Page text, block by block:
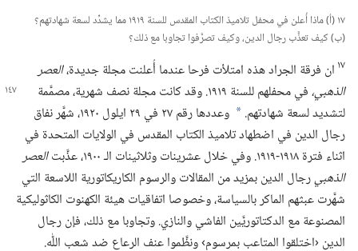
١٧ (‏أ)‏ ماذا أُعلن في محفل تلاميذ الكتاب المقدس للسنة ١٩١٩ مما يشدِّد لسعة شهادتهم؟‏
(‏ب)‏ كيف تعذَّب رجال الدين،‏ وكيف تصرَّفوا تجاوبا مع ذلك؟‏
١٧ ان فرقة الجراد هذه امتلأت فرحا عندما أُعلنت مجلة جديدة،‏العصر
الذهبي،‏في محفلهم للسنة ١٩١٩.‏ وقد كانت مجلة نصف شهرية،‏ مصمَّمة
لتشديد لسعة شهادتهم.‏ *
وعددها رقم ٢٧ في ٢٩ ايلول ١٩٢٠،‏ شهَّر نفاق
رجال الدين في اضطهاد تلاميذ الكتاب المقدس في الولايات المتحدة في
اثناء فترة ١٩١٨-‏١٩١٩.‏ وفي خلال عشرينات وثلاثينات الـ‍ ١٩٠٠،‏ عذَّبت
العصر
الذهبيرجال الدين بمزيد من المقالات والرسوم الكاريكاتورية اللاسعة التي
شهَّرت عبثهم الماكر بالسياسة،‏ وخصوصا اتفاقيات هيئة الكهنوت الكاثوليكية
المصنوعة مع الدكتاتوريَّين الفاشي والنازي.‏ وتجاوبا مع ذلك،‏ فإن رجال
الدين ‹اختلقوا المتاعب بمرسوم› ونظَّموا عنف الرعاع ضد شعب اللّٰه.‏